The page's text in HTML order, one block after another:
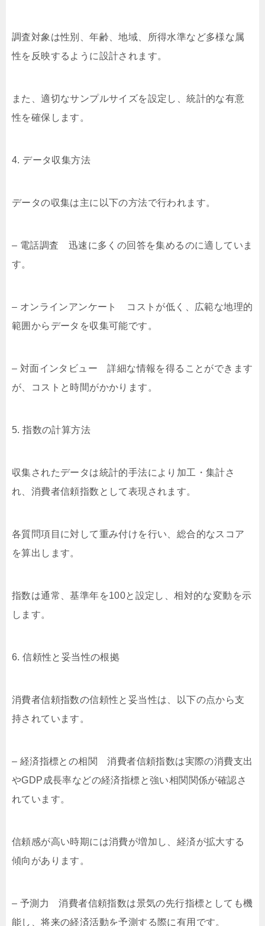
調査対象は性別、年齢、地域、所得水準など多様な属
性を反映するように設計されます。
また、適切なサンプルサイズを設定し、統計的な有意
性を確保します。
4. データ収集方法
データの収集は主に以下の方法で行われます。
– 電話調査 迅速に多くの回答を集めるのに適していま
す。
– オンラインアンケート コストが低く、広範な地理的
範囲からデータを収集可能です。
– 対面インタビュー 詳細な情報を得ることができます
が、コストと時間がかかります。
5. 指数の計算方法
収集されたデータは統計的手法により加工・集計さ
れ、消費者信頼指数として表現されます。
各質問項目に対して重み付けを行い、総合的なスコア
を算出します。
指数は通常、基準年を100と設定し、相対的な変動を示
します。
6. 信頼性と妥当性の根拠
消費者信頼指数の信頼性と妥当性は、以下の点から支
持されています。
– 経済指標との相関 消費者信頼指数は実際の消費支出
やGDP成長率などの経済指標と強い相関関係が確認さ
れています。
信頼感が高い時期には消費が増加し、経済が拡大する
傾向があります。
– 予測力 消費者信頼指数は景気の先行指標としても機
能し、将来の経済活動を予測する際に有用です。